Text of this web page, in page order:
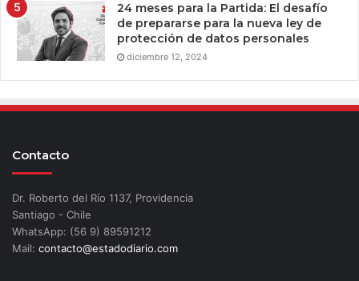
24 meses para la Partida: El desafío
de prepararse para la nueva ley de
protección de datos personales
diciembre 12, 2024
Contacto
Dr. Roberto del Río 1137, Providencia
Santiago - Chile
WhatsApp: (56 9) 89591212
Mail: contacto@estadodiario.com